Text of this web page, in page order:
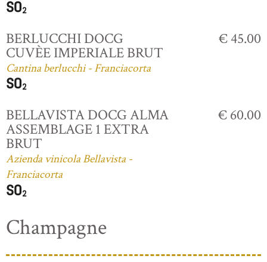
BERLUCCHI DOCG
CUVÈE IMPERIALE BRUT
Cantina berlucchi - Franciacorta
€ 45.00
BELLAVISTA DOCG ALMA
ASSEMBLAGE 1 EXTRA
BRUT
Azienda vinicola Bellavista -
Franciacorta
€ 60.00
Champagne